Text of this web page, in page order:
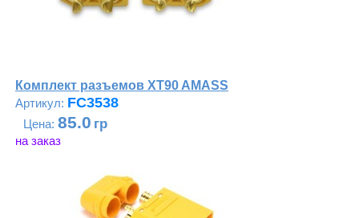
Комплект разъемов XT90 AMASS
FC3538
85.0
на заказ